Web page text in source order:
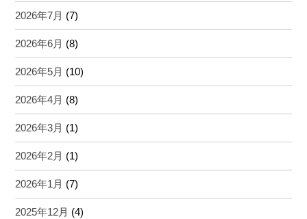
2026年7月 (7)
2026年6月 (8)
2026年5月 (10)
2026年4月 (8)
2026年3月 (1)
2026年2月 (1)
2026年1月 (7)
2025年12月 (4)